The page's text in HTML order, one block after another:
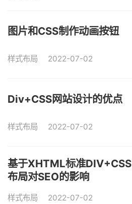
图片和CSS制作动画按钮
样式布局 2022-07-02
Div+CSS网站设计的优点
样式布局 2022-07-02
基于XHTML标准DIV+CSS
布局对SEO的影响
样式布局 2022-07-02